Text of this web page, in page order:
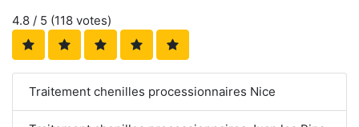
4.8 / 5 (118 votes)
Traitement chenilles processionnaires Nice